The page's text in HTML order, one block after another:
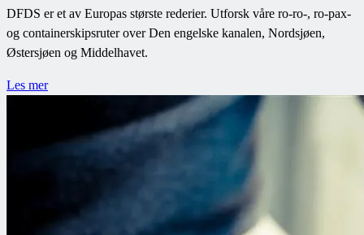
DFDS er et av Europas største rederier. Utforsk våre ro-ro-, ro-pax-
og containerskipsruter over Den engelske kanalen, Nordsjøen,
Østersjøen og Middelhavet.
Les mer